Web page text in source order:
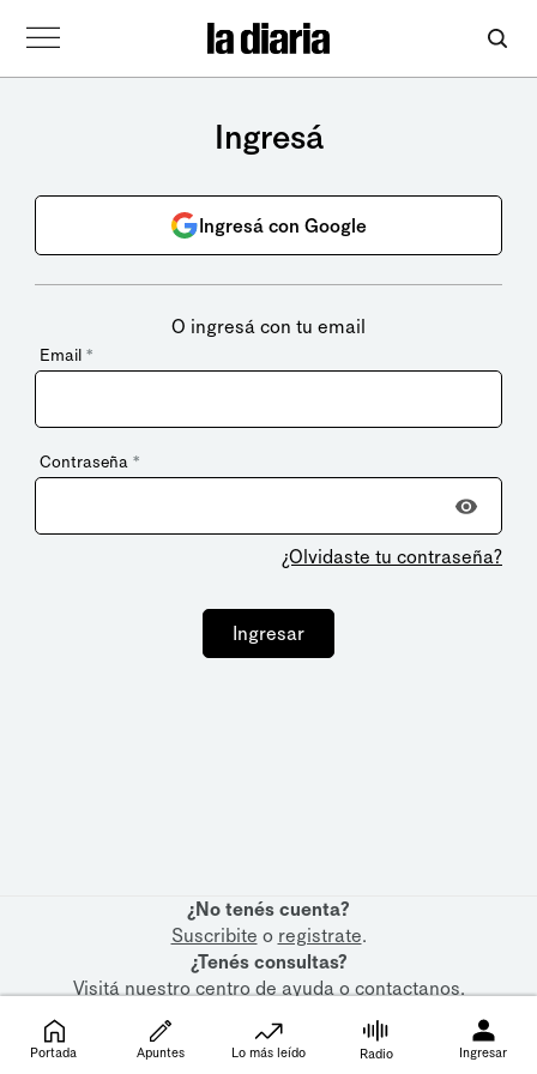
Ingresá
Ingresá con Google
O ingresá con tu email
Email *
Contraseña *
¿Olvidaste tu contraseña?
Ingresar
¿No tenés cuenta?
Suscribite o registrate.
¿Tenés consultas?
Visitá nuestrocentro de ayudaocontactanos.
Portada Apuntes Lo más leído Radio Ingresar